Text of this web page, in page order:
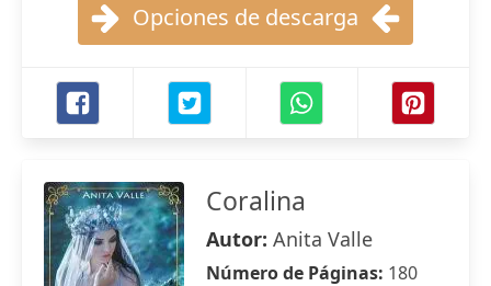
Opciones de descarga
Coralina
Autor: Anita Valle
Número de Páginas: 180